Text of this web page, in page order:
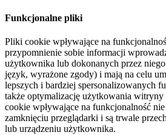
Funkcjonalne pliki
Pliki cookie wpływające na
przypomnienie sobie informacji
użytkownika lub dokonanych przez
język, wyrażone zgody) i mają na celu
lepszych i bardziej spersonalizowanych
także optymalizację użytkowania
cookie wpływające na funkcjonalność
zamknięciu przeglądarki i są trwale
lub urządzeniu użytkownika.